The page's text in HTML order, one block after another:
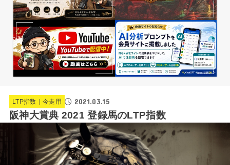
LTP指数｜今走用 2021.03.15
阪神大賞典 2021 登録馬のLTP指数